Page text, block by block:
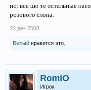
пс: все шо те остальные
розового слона.
22 дек 2008
Белый нравится это.
RomiO
Игрок